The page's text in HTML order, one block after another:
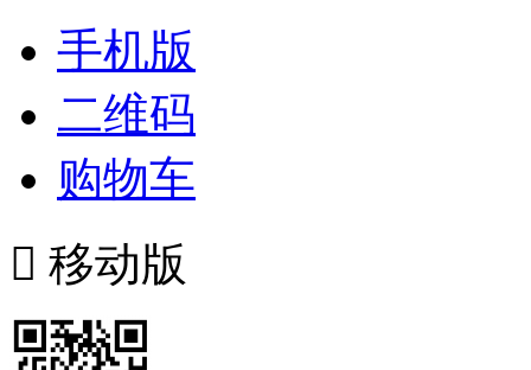
手机版
二维码
购物车
 移动版